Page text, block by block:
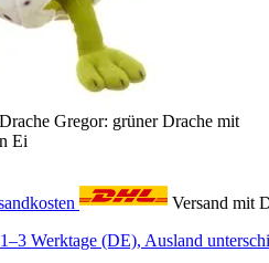
Gregor: grüner Drache mit
Ei
Versand mit
1–3 Werktage (DE), Ausland